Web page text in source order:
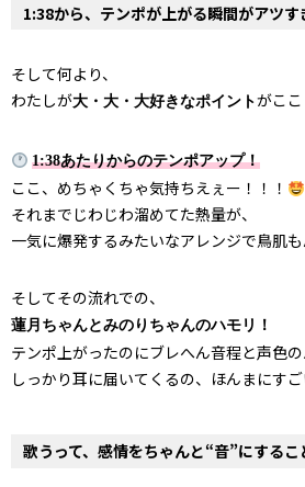
1:38から、テンポが上がる瞬間がアツす
そして何より、
わたしが大・大・大好きなポイントがここ
1:38あたりからのテンポアップ！
ここ、めちゃくちゃ気持ちえぇー！！！
それまでじわじわ溜めてた熱量が、
一気に爆発するみたいなアレンジで鳥肌も
そしてその流れでの、
蓮月ちゃんとみのりちゃんのハモリ！
テンポ上がったのにブレへん音程と声色の
しっかり耳に届いてくるの、ほんまにす
歌うって、感情をちゃんと“音”にするこ